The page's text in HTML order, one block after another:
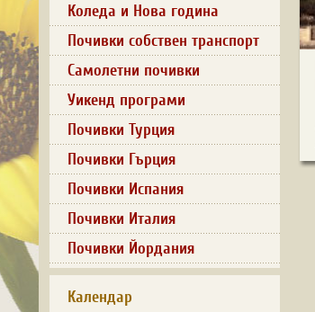
Коледа и Нова година
Почивки собствен транспорт
Самолетни почивки
Уикенд програми
Почивки Турция
Почивки Гърция
Почивки Испания
Почивки Италия
Почивки Йордания
Календар